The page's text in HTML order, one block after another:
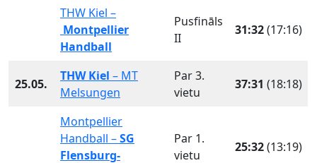
THW Kiel –
Montpellier
Handball
Pusfināls
II
31:32(17:16)
25.05.
THW Kiel – MT
Melsungen
Par 3.
vietu
37:31 (18:18)
Montpellier
Handball –SG
Flensburg-
Par 1.
vietu
25:32(13:19)